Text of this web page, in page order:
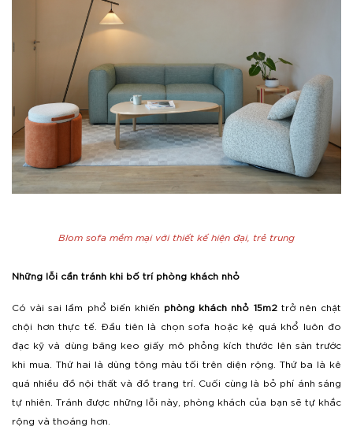
Blom sofa mềm mại với thiết kế hiện đại, trẻ trung
Những lỗi cần tránh khi bố trí phòng khách nhỏ
Có vài sai lầm phổ biến khiến phòng khách nhỏ 15m2trở nên chật
chội hơn thực tế. Đầu tiên là chọn sofa hoặc kệ quá khổ luôn đo
đạc kỹ và dùng băng keo giấy mô phỏng kích thước lên sàn trước
khi mua. Thứ hai là dùng tông màu tối trên diện rộng. Thứ ba là kê
quá nhiều đồ nội thất và đồ trang trí. Cuối cùng là bỏ phí ánh sáng
tự nhiên. Tránh được những lỗi này, phòng khách của bạn sẽ tự khắc
rộng và thoáng hơn.